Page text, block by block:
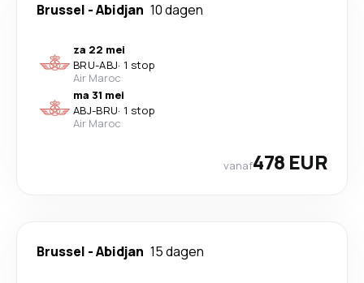
Brussel -Abidjan 10 dagen
za 22 mei
BRU-ABJ· 1 stop
Air Maroc
ma 31 mei
ABJ-BRU· 1 stop
Air Maroc
vanaf478 EUR
Brussel -Abidjan 15 dagen